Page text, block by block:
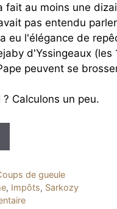
fait au moins une
pas entendu
eu l'élégance de
d'Yssingeaux (les
peuvent se
Calculons un peu.
de gueule
, Impôts, Sarkozy